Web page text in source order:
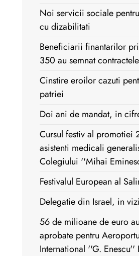
Noi servicii sociale
cu dizabilitati
Beneficiarii finantarilor
350 au semnat contractele
Cinstire eroilor cazuti
patriei
Doi ani de mandat, in
Cursul festiv al promotiei
asistenti medicali
Colegiului ''Mihai
Festivalul European al
Delegatie din Israel, in
56 de milioane de euro
aprobate pentru
International ''G. Enescu''